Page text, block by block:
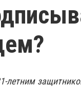
летним